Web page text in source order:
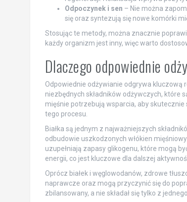
Odpoczynek i sen – Nie można
się oraz syntezują się nowe komórki
Stosując te metody, można znacznie
każdy organizm jest inny, więc warto
Dlaczego odpowiednie
Odpowiednie odżywianie odgrywa kluczową
niezbędnych składników odżywczych, które
mięśnie potrzebują wsparcia, aby
tego procesu.
Białka są jednym z najważniejszych
odbudowie uszkodzonych włókien
uzupełniają zapasy glikogenu, które mogą
energii, co jest kluczowe dla dalszej
Oprócz białek i węglowodanów, zdrowe
naprawcze oraz mogą przyczynić się do
zbilansowany, a nie składał się tylko z